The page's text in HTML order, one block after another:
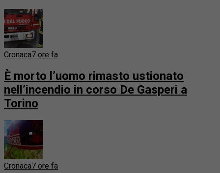
Cronaca7 ore fa
È morto l’uomo rimasto ustionato
nell’incendio in corso De Gasperi a
Torino
Cronaca7 ore fa